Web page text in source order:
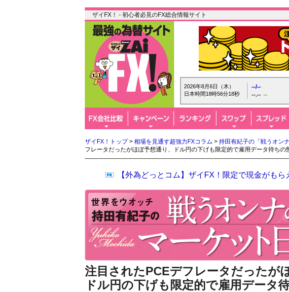
ザイFX！ - 初心者必見のFX総合情報サイト
2026年8月6日（木）
日本時間18時56分19秒
--/--
--.-- --
ザイFX！トップ> 相場を見通す超強力FXコラム > 持田有紀子の「戦うオン
フレータだったがほぼ予想通り、ドル円の下げも限定的で雇用データ待ちの
【外為どっとコム】ザイFX！限定で現金がもら
注目されたPCEデフレータだったが
ドル円の下げも限定的で雇用データ